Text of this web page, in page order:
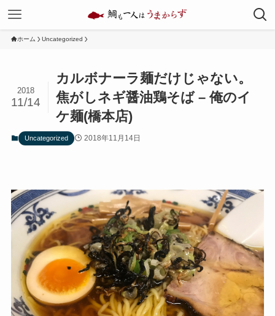
ホーム Uncategorized
カルボナーラ麺だけじゃない。
焦がしネギ醤油鶏そば – 俺のイ
ケ麺(橋本店)
2018
11/14
Uncategorized 2018年11月14日